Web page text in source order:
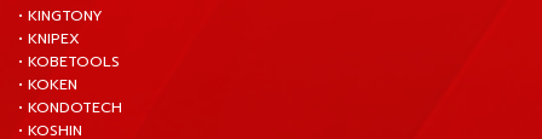
• KINGTONY
• KNIPEX
• KOBETOOLS
• KOKEN
• KONDOTECH
• KOSHIN